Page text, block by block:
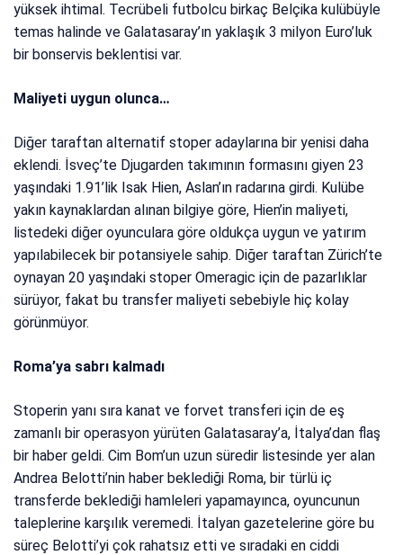
yüksek ihtimal. Tecrübeli futbolcu birkaç Belçika kulübüyle
temas halinde ve Galatasaray’ın yaklaşık 3 milyon Euro’luk
bir bonservis beklentisi var.
Maliyeti uygun olunca…
Diğer taraftan alternatif stoper adaylarına bir yenisi daha
eklendi. İsveç’te Djugarden takımının formasını giyen 23
yaşındaki 1.91’lik Isak Hien, Aslan’ın radarına girdi. Kulübe
yakın kaynaklardan alınan bilgiye göre, Hien’in maliyeti,
listedeki diğer oyunculara göre oldukça uygun ve yatırım
yapılabilecek bir potansiyele sahip. Diğer taraftan Zürich’te
oynayan 20 yaşındaki stoper Omeragic için de pazarlıklar
sürüyor, fakat bu transfer maliyeti sebebiyle hiç kolay
görünmüyor.
Roma’ya sabrı kalmadı
Stoperin yanı sıra kanat ve forvet transferi için de eş
zamanlı bir operasyon yürüten Galatasaray’a, İtalya’dan flaş
bir haber geldi. Cim Bom’un uzun süredir listesinde yer alan
Andrea Belotti’nin haber beklediği Roma, bir türlü iç
transferde beklediği hamleleri yapamayınca, oyuncunun
taleplerine karşılık veremedi. İtalyan gazetelerine göre bu
süreç Belotti’yi çok rahatsız etti ve sıradaki en ciddi